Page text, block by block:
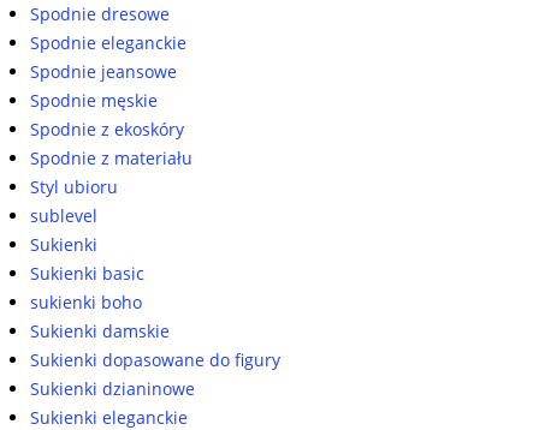
Spodnie dresowe
Spodnie eleganckie
Spodnie jeansowe
Spodnie męskie
Spodnie z ekoskóry
Spodnie z materiału
Styl ubioru
sublevel
Sukienki
Sukienki basic
sukienki boho
Sukienki damskie
Sukienki dopasowane do figury
Sukienki dzianinowe
Sukienki eleganckie